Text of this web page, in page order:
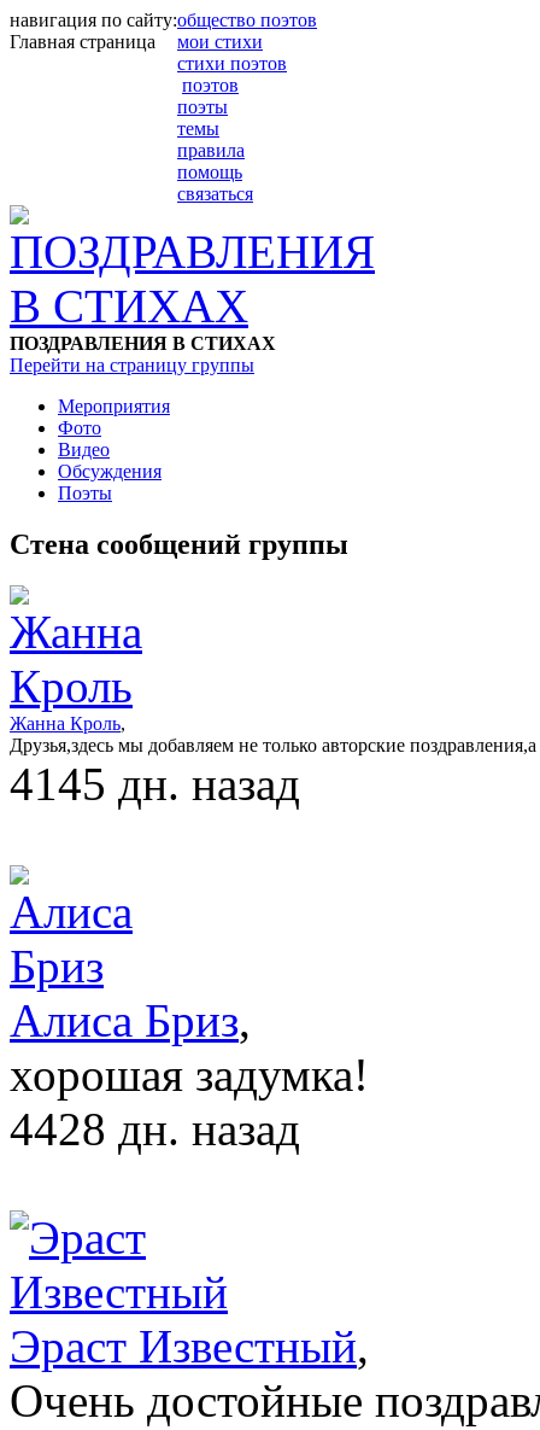
навигация по сайту:
Главная страница
общество поэтов
мои стихи
стихи поэтов
поэтов
поэты
темы
правила
помощь
связаться
ПОЗДРАВЛЕНИЯ В СТИХАХ
Перейти на страницу группы
Мероприятия
Фото
Видео
Обсуждения
Поэты
Стена сообщений группы
Жанна Кроль,
Друзья,здесь мы добавляем не только авторские
4145 дн. назад
Алиса Бриз,
хорошая задумка!
4428 дн. назад
Эраст Известный,
Очень достойные